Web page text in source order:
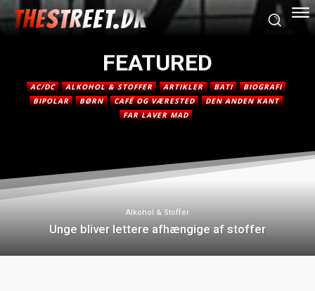
THESTREET.DK
FEATURED
AC/DC ALKOHOL & STOFFER ARTIKLER BATI
BIOGRAFI
BIPOLAR
BØRN CAFÉ OG VÆRESTED
DEN ANDEN KANT
FAR LAVER MAD
Alkohol & Stoffer
Unge bliver lettere afhængige af stoffer